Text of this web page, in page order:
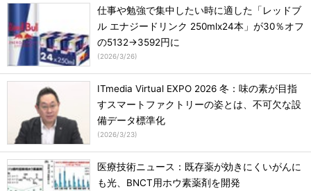
仕事や勉強で集中したい時に適した「レッドブ
ル エナジードリンク 250mlx24本」が30％オフ
の5132→3592円に
(2026/3/26)
ITmedia Virtual EXPO 2026 冬：味の素が目指
すスマートファクトリーの姿とは、不可欠な設
備データ標準化
(2026/3/23)
医療技術ニュース：既存薬が効きにくいがんに
も光、BNCT用ホウ素薬剤を開発